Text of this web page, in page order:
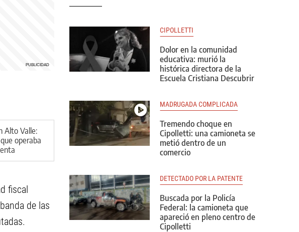
Alto Valle:
operaba
fiscal
de las
CIPOLLETTI
Dolor en la comunidad
educativa: murió la
histórica directora de la
Escuela Cristiana Descubrir
MADRUGADA COMPLICADA
Tremendo choque en
Cipolletti: una camioneta se
metió dentro de un
comercio
DETECTADO POR LA PATENTE
Buscada por la Policía
Federal: la camioneta que
apareció en pleno centro de
Cipolletti